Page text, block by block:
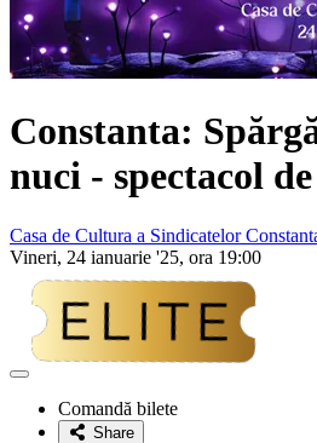
Constanta:
nuci - spectacol
Casa de Cultura a Sindicatelor
Vineri, 24 ianuarie '25, ora 19:00
Adaugă
favoriteComandă bilete
Share